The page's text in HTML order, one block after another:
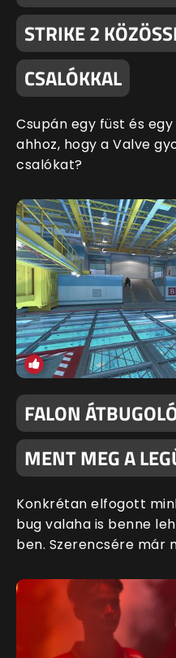
STRIKE 2
CSALÓKKAL
Csupán egy füst és
ahhoz, hogy a Valve
csalókat?
FALON
MENT MEG A
Konkrétan elfogott
bug valaha is benne
ben. Szerencsére már